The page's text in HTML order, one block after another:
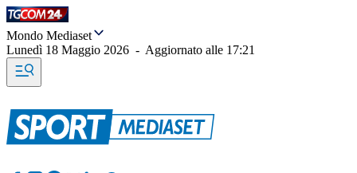
Mondo Mediaset
Lunedì 18 Maggio 2026 - Aggiornato alle 17:21